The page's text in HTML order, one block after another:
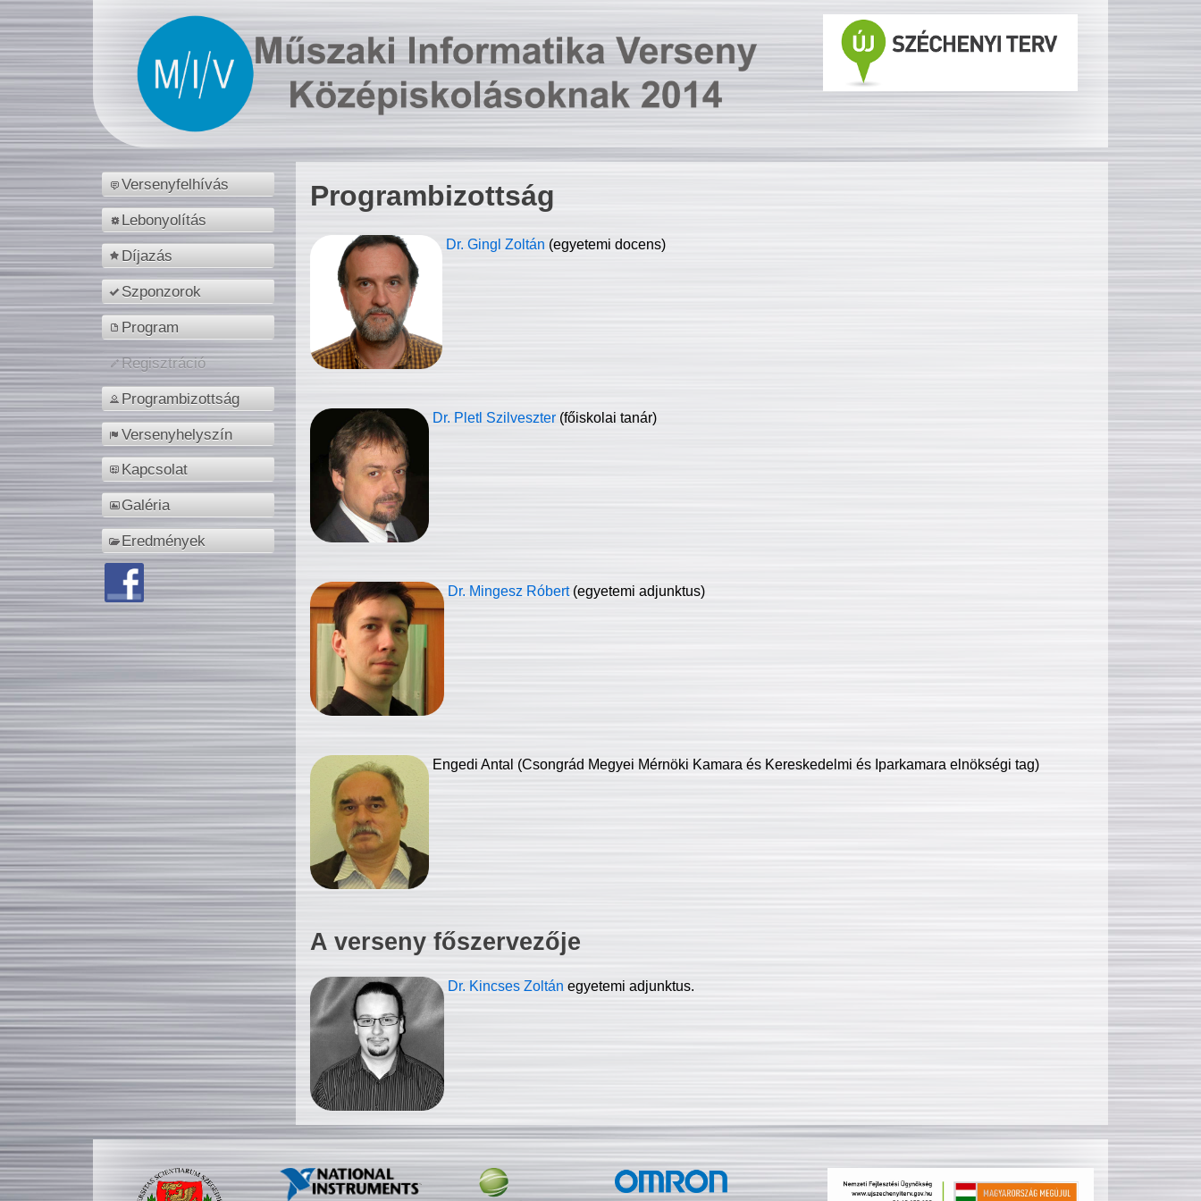
Versenyfelhívás
Lebonyolítás
Díjazás
Szponzorok
Program
Regisztráció
Programbizottság
Versenyhelyszín
Kapcsolat
Galéria
Eredmények
Programbizottság
Dr. Gingl Zoltán (egyetemi docens)
Dr. Pletl Szilveszter (főiskolai tanár)
Dr. Mingesz Róbert (egyetemi adjunktus)
Engedi Antal (Csongrád Megyei Mérnöki Kamara és Kereskedelmi és Iparkamara elnökségi tag)
A verseny főszervezője
Dr. Kincses Zoltán egyetemi adjunktus.